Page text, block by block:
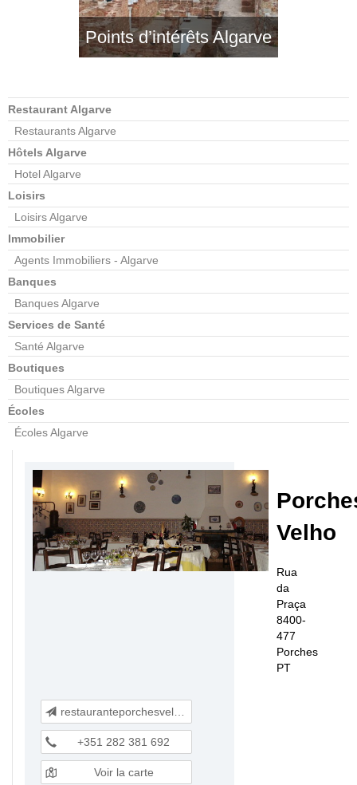
Points d’intérêts Algarve
Restaurant Algarve
Restaurants Algarve
Hôtels Algarve
Hotel Algarve
Loisirs
Loisirs Algarve
Immobilier
Agents Immobiliers - Algarve
Banques
Banques Algarve
Services de Santé
Santé Algarve
Boutiques
Boutiques Algarve
Écoles
Écoles Algarve
Velho
Rua
da
Praça
8400-
477
Porches
PT
restauranteporchesvelho@portugalmail.pt
+351 282 381 692
Voir la carte